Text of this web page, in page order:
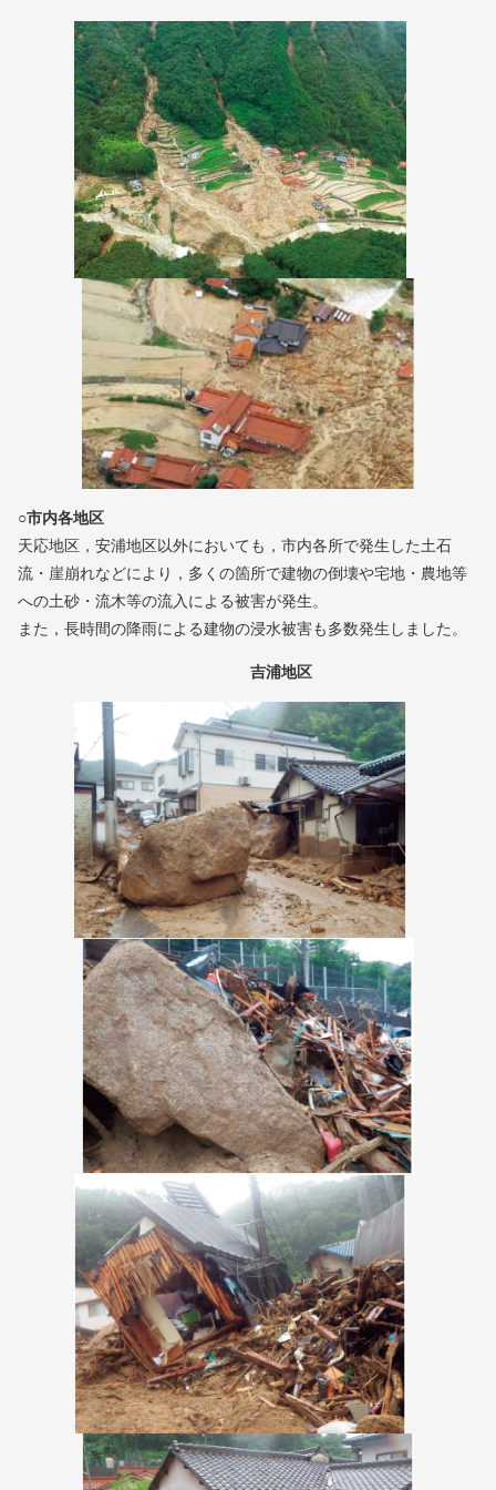
○市内各地区
天応地区，安浦地区以外においても，市内各所で発生した土石
流・崖崩れなどにより，多くの箇所で建物の倒壊や宅地・農地等
への土砂・流木等の流入による被害が発生。
また，長時間の降雨による建物の浸水被害も多数発生しました。
吉浦地区